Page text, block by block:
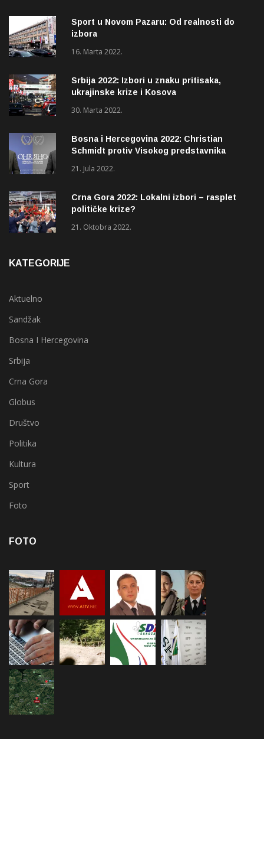
Sport u Novom Pazaru: Od realnosti do
izbora
16. Marta 2022.
Srbija 2022: Izbori u znaku pritisaka,
ukrajinske krize i Kosova
30. Marta 2022.
Bosna i Hercegovina 2022: Christian
Schmidt protiv Visokog predstavnika
21. Jula 2022.
Crna Gora 2022: Lokalni izbori – rasplet
političke krize?
21. Oktobra 2022.
KATEGORIJE
Aktuelno
Sandžak
Bosna I Hercegovina
Srbija
Crna Gora
Globus
Društvo
Politika
Kultura
Sport
Foto
FOTO